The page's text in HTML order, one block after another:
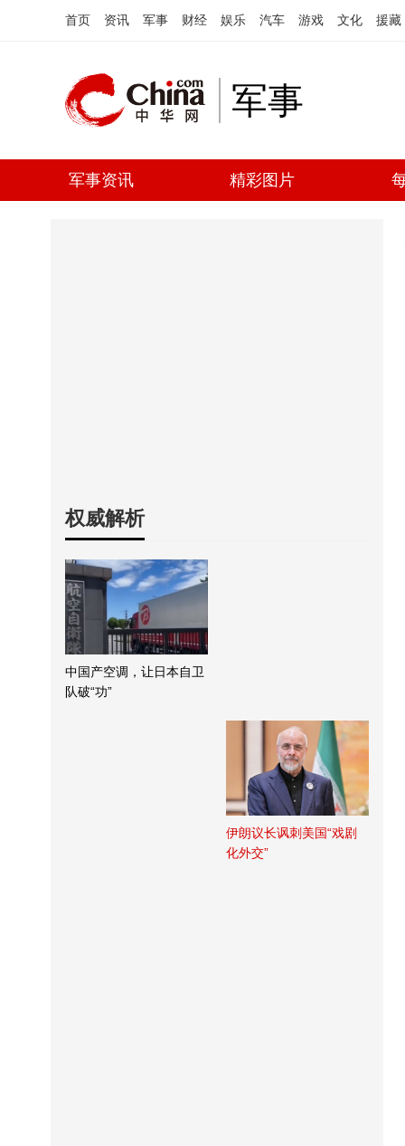
首页 资讯 军事 财经 娱乐 汽车 游戏 文化 援藏
军事
军事资讯 精彩图片
权威解析
中国产空调，让日本自卫
队破“功”
伊朗议长讽刺美国“戏剧
化外交”